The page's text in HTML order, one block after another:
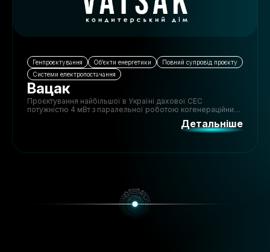
Генпроєктування Обʼєкти енергетики
Повний супровід проєкту
Системи електропостачання
Вацак
Проєктування найбільшої в Україні дахової СЕС
потужністю 4 мВт з паралельної роботою когенераційних
Детальніше